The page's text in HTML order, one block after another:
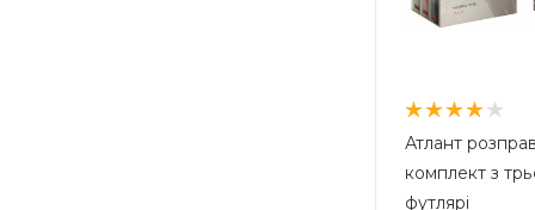
Атлант
комплект з
футлярі